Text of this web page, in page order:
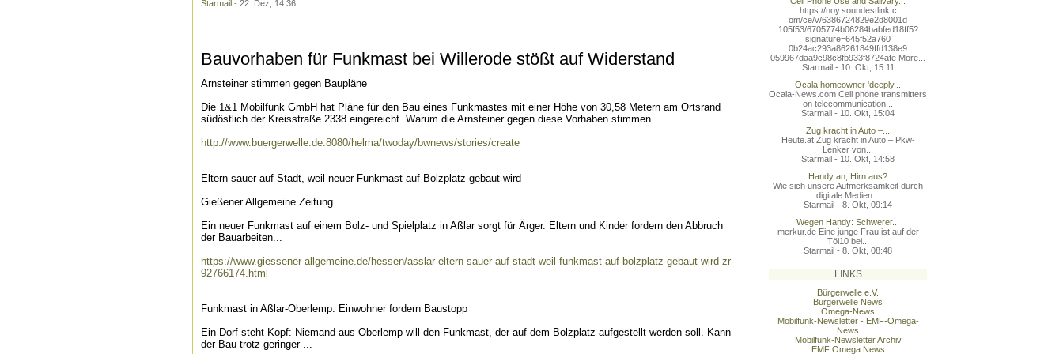
Starmail - 22. Dez, 14:36
Bauvorhaben für Funkmast bei Willerode stößt auf Widerstand
Arnsteiner stimmen gegen Baupläne
Die 1&1 Mobilfunk GmbH hat Pläne für den Bau eines Funkmastes mit einer Höhe von 30,58 Metern am Ortsrand
südöstlich der Kreisstraße 2338 eingereicht. Warum die Arnsteiner gegen diese Vorhaben stimmen...
http://www.buergerwelle.de:8080/helma/twoday/bwnews/stories/create
Eltern sauer auf Stadt, weil neuer Funkmast auf Bolzplatz gebaut wird
Gießener Allgemeine Zeitung
Ein neuer Funkmast auf einem Bolz- und Spielplatz in Aßlar sorgt für Ärger. Eltern und Kinder fordern den Abbruch
der Bauarbeiten...
https://www.giessener-allgemeine.de/hessen/asslar-eltern-sauer-auf-stadt-weil-funkmast-auf-bolzplatz-gebaut-wird-zr-
92766174.html
Funkmast in Aßlar-Oberlemp: Einwohner fordern Baustopp
Ein Dorf steht Kopf: Niemand aus Oberlemp will den Funkmast, der auf dem Bolzplatz aufgestellt werden soll. Kann
der Bau trotz geringer ...
https://noy.soundestlink.c
om/ce/v/6386724829e2d8001d
105f53/6705774b06284babfed18ff5?
signature=645f52a760
0b24ac293a86261849ffd138e9
059967daa9c98c8fb933f8724afe More...
Starmail - 10. Okt, 15:11
Ocala homeowner 'deeply...
Ocala-News.com Cell phone transmitters
on telecommunication...
Starmail - 10. Okt, 15:04
Zug kracht in Auto –...
Heute.at Zug kracht in Auto – Pkw-
Lenker von...
Starmail - 10. Okt, 14:58
Handy an, Hirn aus?
Wie sich unsere Aufmerksamkeit durch
digitale Medien...
Starmail - 8. Okt, 09:14
Wegen Handy: Schwerer...
merkur.de Eine junge Frau ist auf der
Töl10 bei...
Starmail - 8. Okt, 08:48
LINKS
Bürgerwelle e.V.
Bürgerwelle News
Omega-News
Mobilfunk-Newsletter - EMF-Omega-
News
Mobilfunk-Newsletter Archiv
EMF Omega News